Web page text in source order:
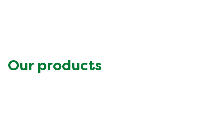
Our products